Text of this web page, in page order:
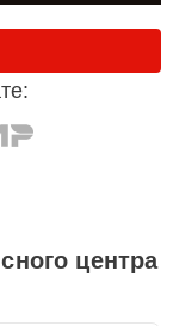
центра